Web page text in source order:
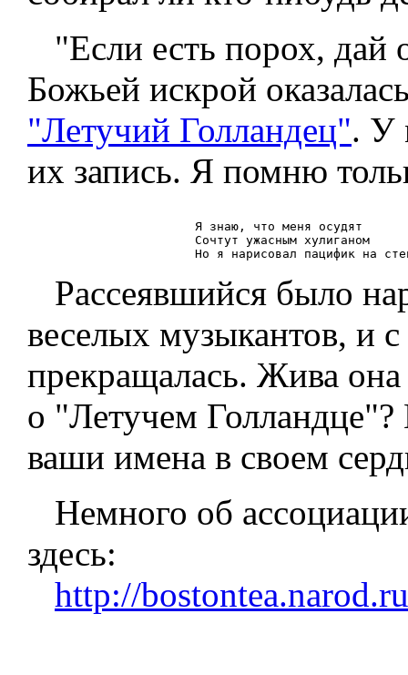
"Если есть порох,
Божьей искрой
"Летучий Голландец". У
их запись. Я помню
                       Я знаю, что меня осудят
                       Сочтут ужасным хулиганом
Рассеявшийся было
веселых музыкантов, и
прекращалась. Жива
о "Летучем
ваши имена в своем
Немного об
здесь:
http://